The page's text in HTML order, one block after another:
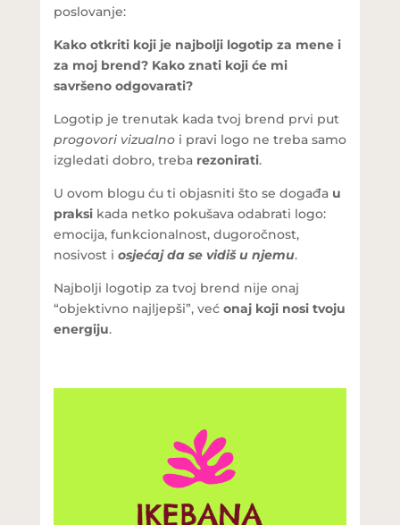
poslovanje:
Kako otkriti koji je najbolji logotip za mene i
za moj brend? Kako znati koji će mi
savršeno odgovarati?
Logotip je trenutak kada tvoj brend prvi put
progovori vizualnoi pravi logo ne treba samo
izgledati dobro, treba rezonirati.
U ovom blogu ću ti objasniti što se događa u
praksikada netko pokušava odabrati logo:
emocija, funkcionalnost, dugoročnost,
nosivost i osjećaj da se vidiš u njemu.
Najbolji logotip za tvoj brend nije onaj
“objektivno najljepši”, već onaj koji nosi tvoju
energiju.